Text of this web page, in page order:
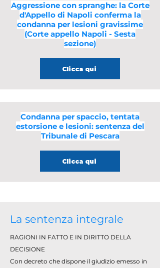
Aggressione con spranghe: la Corte
d'Appello di Napoli conferma la
condanna per lesioni gravissime
(Corte appello Napoli - Sesta
sezione)
Clicca qui
Condanna per spaccio, tentata
estorsione e lesioni: sentenza del
Tribunale di Pescara
Clicca qui
La sentenza integrale
RAGIONI IN FATTO E IN DIRITTO DELLA
DECISIONE
Con decreto che dispone il giudizio emesso in